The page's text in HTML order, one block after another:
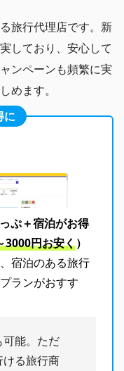
旅行代理店です。新
しており、安心して
ンペーンも頻繁に実
めます。
に
ぷ＋宿泊がお得
3000円お安く）
宿泊のある旅行
ランがおすす
能。ただ
ける旅行商